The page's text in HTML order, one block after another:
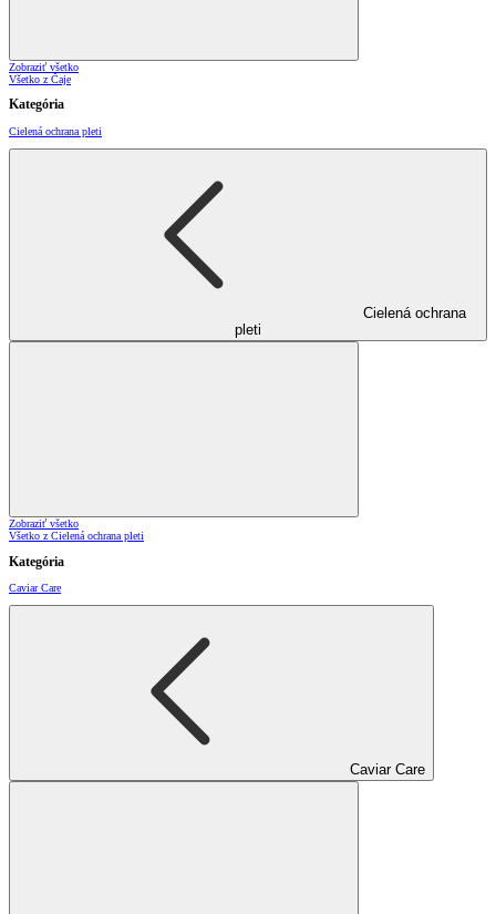
Zobraziť všetko
Všetko z Čaje
Kategória
Cielená ochrana pleti
Cielená ochrana
pleti
Zobraziť všetko
Všetko z Cielená ochrana pleti
Kategória
Caviar Care
Caviar Care